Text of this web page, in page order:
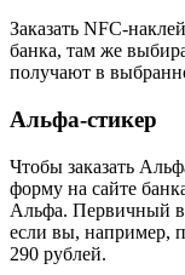
Заказать NFC-
банка, там же
получают в
Альфа-стикер
Чтобы заказать
форму на сайте
Альфа. Первичный
если вы, например,
290 рублей.